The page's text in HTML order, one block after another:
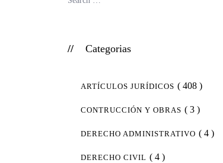
Categorias
ARTÍCULOS JURÍDICOS ( 408 )
CONTRUCCIÓN Y OBRAS ( 3 )
DERECHO ADMINISTRATIVO ( 4 )
DERECHO CIVIL ( 4 )